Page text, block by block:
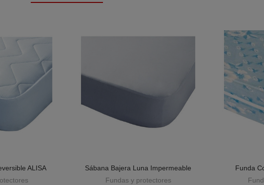
ALISA
Sábana Bajera Luna Impermeable
Fundas y protectores
Funda